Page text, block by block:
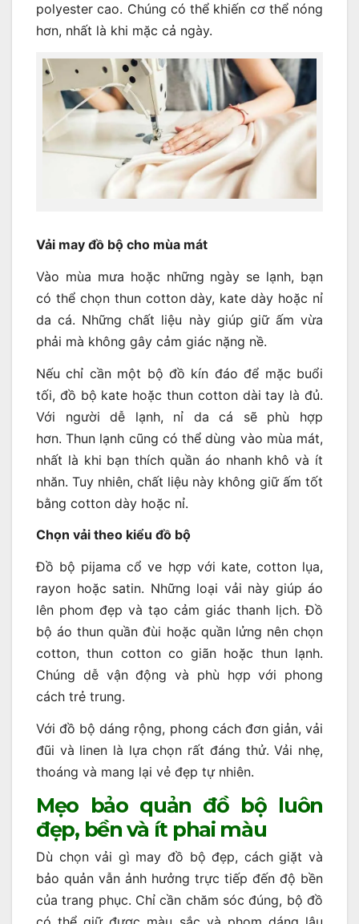
polyester cao. Chúng có thể khiến cơ thể nóng
hơn, nhất là khi mặc cả ngày.
Vải may đồ bộ cho mùa mát
Vào mùa mưa hoặc những ngày se lạnh, bạn
có thể chọn thun cotton dày, kate dày hoặc nỉ
da cá. Những chất liệu này giúp giữ ấm vừa
phải mà không gây cảm giác nặng nề.
Nếu chỉ cần một bộ đồ kín đáo để mặc buổi
tối, đồ bộ kate hoặc thun cotton dài tay là đủ.
Với người dễ lạnh, nỉ da cá sẽ phù hợp
hơn. Thun lạnh cũng có thể dùng vào mùa mát,
nhất là khi bạn thích quần áo nhanh khô và ít
nhăn. Tuy nhiên, chất liệu này không giữ ấm tốt
bằng cotton dày hoặc nỉ.
Chọn vải theo kiểu đồ bộ
Đồ bộ pijama cổ ve hợp với kate, cotton lụa,
rayon hoặc satin. Những loại vải này giúp áo
lên phom đẹp và tạo cảm giác thanh lịch. Đồ
bộ áo thun quần đùi hoặc quần lửng nên chọn
cotton, thun cotton co giãn hoặc thun lạnh.
Chúng dễ vận động và phù hợp với phong
cách trẻ trung.
Với đồ bộ dáng rộng, phong cách đơn giản, vải
đũi và linen là lựa chọn rất đáng thử. Vải nhẹ,
thoáng và mang lại vẻ đẹp tự nhiên.
Mẹo bảo quản đồ bộ luôn
đẹp, bền và ít phai màu
Dù chọn vải gì may đồ bộ đẹp, cách giặt và
bảo quản vẫn ảnh hưởng trực tiếp đến độ bền
của trang phục. Chỉ cần chăm sóc đúng, bộ đồ